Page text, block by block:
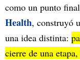
como un punto
Health, construyó
una idea distinta:
cierre de una